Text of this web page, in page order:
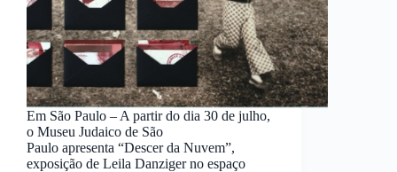
Em São Paulo – A partir do dia 30 de julho,
o Museu Judaico de São
Paulo apresenta “Descer da Nuvem”,
exposição de Leila Danziger no espaço